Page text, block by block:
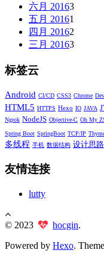
六月 20163
五月 20161
四月 20162
三月 20163
标签云
Android CI/CD CSS3 Chrome
HTML5 HTTPS Hexo IO JAVA
Ngrok NodeJS Objective-C Oh My
Spring Boot SpringBoot TCP/IP
多线程 手机 数据结构 设计思路
友情连接
lutty
© 2023 hocgin.
Powered by Hexo.